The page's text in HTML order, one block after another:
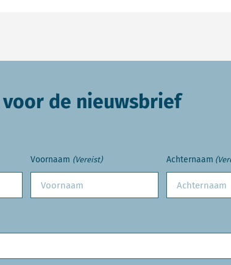
de nieuwsbrief
Voornaam (Vereist) Achternaam